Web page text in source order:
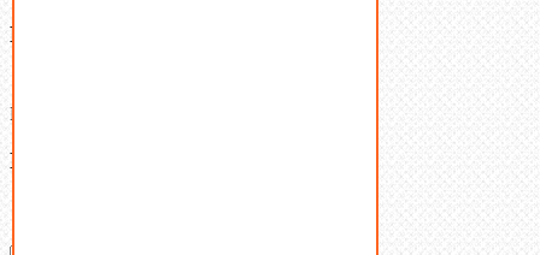
Ваша корзина
В корзине нет товаров.
Поиск